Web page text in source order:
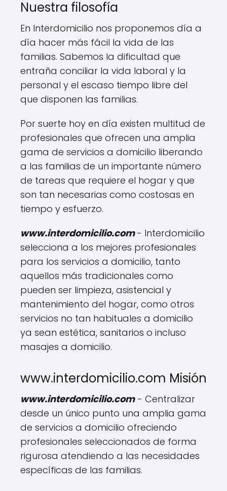
Nuestra filosofía
En Interdomicilio nos proponemos día a
día hacer más fácil la vida de las
familias. Sabemos la dificultad que
entraña conciliar la vida laboral y la
personal y el escaso tiempo libre del
que disponen las familias.
Por suerte hoy en día existen multitud de
profesionales que ofrecen una amplia
gama de servicios a domicilio liberando
a las familias de un importante número
de tareas que requiere el hogar y que
son tan necesarias como costosas en
tiempo y esfuerzo.
www.interdomicilio.com - Interdomicilio
selecciona a los mejores profesionales
para los servicios a domicilio, tanto
aquellos más tradicionales como
pueden ser limpieza, asistencial y
mantenimiento del hogar, como otros
servicios no tan habituales a domicilio
ya sean estética, sanitarios o incluso
masajes a domicilio.
www.interdomicilio.com Misión
www.interdomicilio.com- Centralizar
desde un único punto una amplia gama
de servicios a domicilio ofreciendo
profesionales seleccionados de forma
rigurosa atendiendo a las necesidades
específicas de las familias.